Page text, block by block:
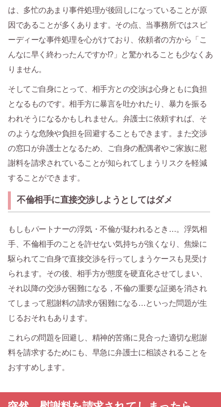
は、多忙のあまり事件処理が後回しになっていることが原
因であることが多くあります。その点、当事務所ではスピ
ーディーな事件処理を心がけており、依頼者の方から「こ
んなに早く終わったんですか!?」と驚かれることも少なくあ
りません。
そしてご自身にとって、相手方との交渉は心身ともに負担
となるものです。相手方に暴言を吐かれたり、暴力を振る
われそうになるかもしれません。弁護士に依頼すれば、そ
のような危険や負担を回避することもできます。また交渉
の窓口が弁護士となるため、ご自身の配偶者やご家族に慰
謝料を請求されていることが知られてしまうリスクを軽減
することができます。
不倫相手に直接交渉しようとしてはダメ
もしもパートナーの浮気・不倫が疑われるとき…。浮気相
手、不倫相手のことを許せない気持ちが強くなり、焦燥に
駆られてご自身で直接交渉を行ってしまうケースも見受け
られます。その後、相手方が態度を硬直化させてしまい、
それ以降の交渉が困難になる，不倫の重要な証拠を消され
てしまって慰謝料の請求が困難になる…といった問題が生
じるおそれもあります。
これらの問題を回避し、精神的苦痛に見合った適切な慰謝
料を請求するためにも、早急に弁護士に相談されることを
おすすめします。